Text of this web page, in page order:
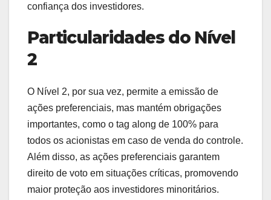
confiança dos investidores.
Particularidades do Nível
2
O Nível 2, por sua vez, permite a emissão de
ações preferenciais, mas mantém obrigações
importantes, como o tag along de 100% para
todos os acionistas em caso de venda do controle.
Além disso, as ações preferenciais garantem
direito de voto em situações críticas, promovendo
maior proteção aos investidores minoritários.